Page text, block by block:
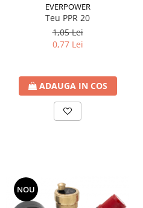
Aparate de Aer conditionat 24000
Aparate de Aer conditionat 27000
Panouri solare presurizate si
nepresurizate
Accesorii Panouri solare
Incazire in Pardoseala
Incalzire clasica in pardoseala
EVERPOWER
Teu PPR 20
1,05 Lei
0,77 Lei
ADAUGA IN COS
NOU